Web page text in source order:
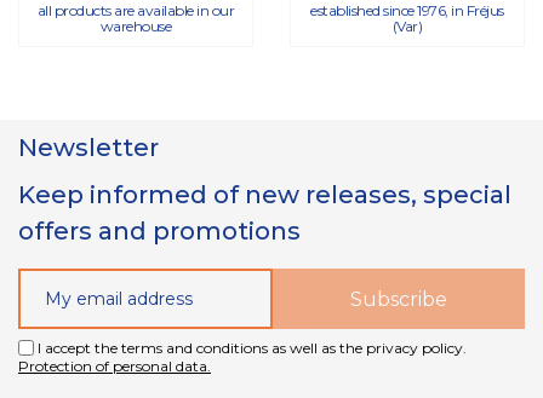
all products are available in our
warehouse
established since 1976, in Fréjus
(Var)
Newsletter
Keep informed of new releases, special
offers and promotions
I accept the terms and conditions as well as the privacy policy.
Protection of personal data.